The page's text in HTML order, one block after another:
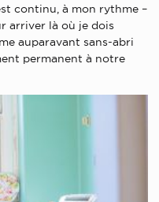
continu, à mon rythme –
arriver là où je dois
auparavant sans-abri
permanent à notre